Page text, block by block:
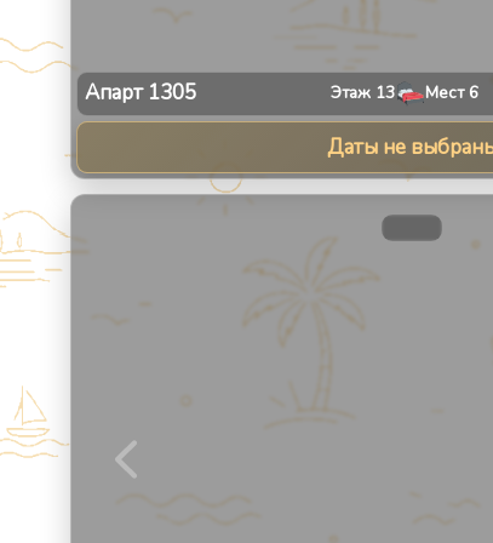
Апарт 1305 Этаж 13 Мест 6
Даты не